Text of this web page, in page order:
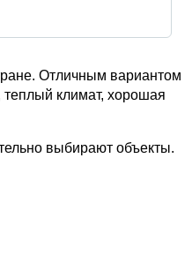
Отличным вариантом
теплый климат, хорошая
выбирают объекты.